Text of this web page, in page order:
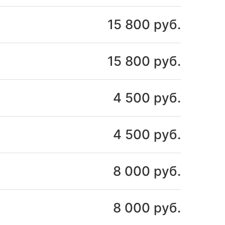
15 800 руб.
15 800 руб.
4 500 руб.
4 500 руб.
8 000 руб.
8 000 руб.